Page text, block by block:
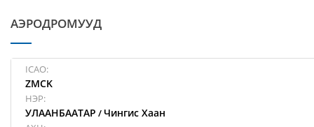
АЭРОДРОМУУД
ICAO:
ZMCK
НЭР:
УЛААНБААТАР / Чингис Хаан